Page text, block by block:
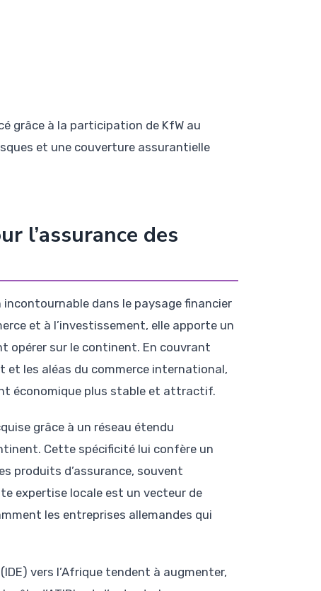
grâce à la participation de KfW au
et une couverture assurantielle
l’assurance des
dans le paysage financier
et à l’investissement, elle apporte un
opérer sur le continent. En couvrant
et les aléas du commerce international,
économique plus stable et attractif.
grâce à un réseau étendu
Cette spécificité lui confère un
produits d’assurance, souvent
expertise locale est un vecteur de
les entreprises allemandes qui
vers l’Afrique tendent à augmenter,